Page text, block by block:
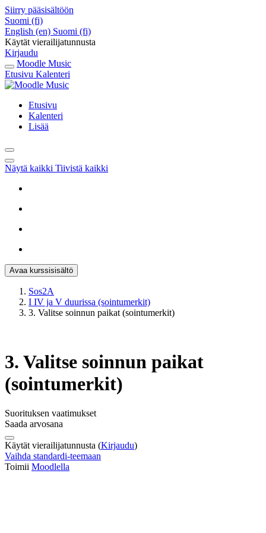
Siirry pääsisältöön
Suomi ‎(fi)‎
English ‎(en)‎ Suomi ‎(fi)‎
Käytät vierailijatunnusta
Kirjaudu
Moodle Music
Etusivu Kalenteri
Etusivu
Kalenteri
Lisää
Näytä kaikki Tiivistä kaikki
Avaa kurssisisältö
Sos2A
I IV ja V duurissa (sointumerkit)
3. Valitse soinnun paikat (sointumerkit)
3. Valitse soinnun paikat
(sointumerkit)
Suorituksen vaatimukset
Saada arvosana
Käytät vierailijatunnusta (Kirjaudu)
Vaihda standardi-teemaan
Toimii Moodlella